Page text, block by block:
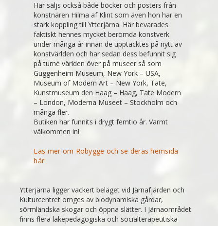
Här säljs också både böcker och posters från
konstnären Hilma af Klint som även hon har en
stark koppling till Ytterjärna. Här bevarades
faktiskt hennes mycket berömda konstverk
under många år innan de upptäcktes på nytt av
konstvärlden och har sedan dess befunnit sig
på turné världen över på museer så som
Guggenheim Museum, New York – USA,
Museum of Modern Art – New York, Tate,
Kunstmuseum den Haag – Haag, Tate Modern
– London, Moderna Museet – Stockholm och
många fler.
Butiken har funnits i drygt femtio år. Varmt
välkommen in!
Läs mer om Robygge och se deras hemsida
här
Ytterjärna ligger vackert beläget vid Järnafjärden och
Kulturcentret omges av biodynamiska gårdar,
sörmländska skogar och öppna slätter. I Järnaområdet
finns flera läkepedagogiska och socialterapeutiska